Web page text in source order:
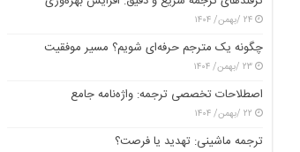
۲۴ /بهمن/ ۱۴۰۴
چگونه یک مترجم حرفه‌ای شویم؟ مسیر موفقیت
۲۳ /بهمن/ ۱۴۰۴
اصطلاحات تخصصی ترجمه: واژه‌نامه جامع
۲۲ /بهمن/ ۱۴۰۴
ترجمه ماشینی: تهدید یا فرصت؟